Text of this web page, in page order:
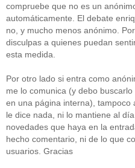
compruebe que no es un
automáticamente. El debate
no, y mucho menos anónimo.
disculpas a quienes puedan
esta medida.
Por otro lado si entra como
me lo comunica (y debo
en una página interna), tampoco
le dice nada, ni lo mantiene al
novedades que haya en la
hecho comentario, ni de lo que
usuarios. Gracias